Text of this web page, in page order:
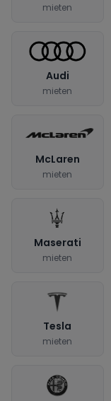
mieten
Audi
mieten
McLaren
mieten
Maserati
mieten
Tesla
mieten